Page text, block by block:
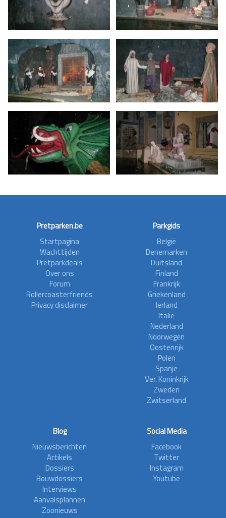
Pretparken.be
Startpagina
Wachttijden
Pretparkdeals
Over ons
Forum
Rollercoasterfriends
Privacy disclaimer
Parkgids
België
Denemarken
Duitsland
Finland
Frankrijk
Griekenland
Ierland
Italië
Nederland
Noorwegen
Oostenrijk
Polen
Spanje
Ver. Koninkrijk
Zweden
Zwitserland
Blog
Nieuwsberichten
Artikels
Dossiers
Bouwdossiers
Interviews
Aanvalsplannen
Zoonieuws
Social Media
Facebook
Twitter
Instagram
Youtube